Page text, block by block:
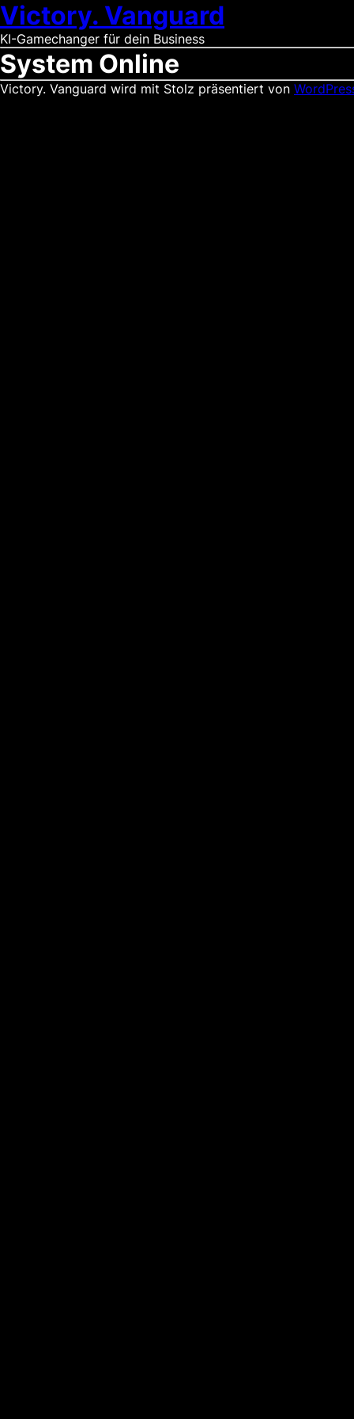
Victory. Vanguard
KI-Gamechanger für dein Business
System Online
Victory. Vanguard wird mit Stolz präsentiert von